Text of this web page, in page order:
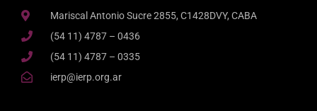
Mariscal Antonio Sucre 2855, C1428DVY, CABA
(54 11) 4787 – 0436
(54 11) 4787 – 0335
ierp@ierp.org.ar